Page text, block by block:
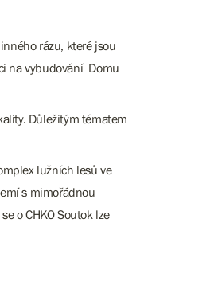
rázu, které jsou
na vybudování Domu
Důležitým tématem
lužních lesů ve
s mimořádnou
o CHKO Soutok lze